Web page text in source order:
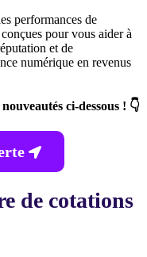
performances de
pour vous aider à
et de
numérique en revenus
ci-dessous ! 👇

de cotations